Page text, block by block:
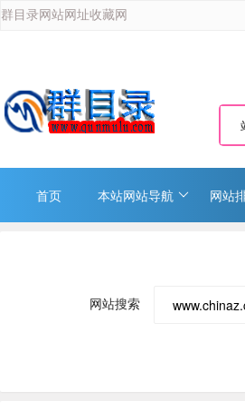
群目录网站网址收藏网
首页 本站网站导航 网站
网站搜索